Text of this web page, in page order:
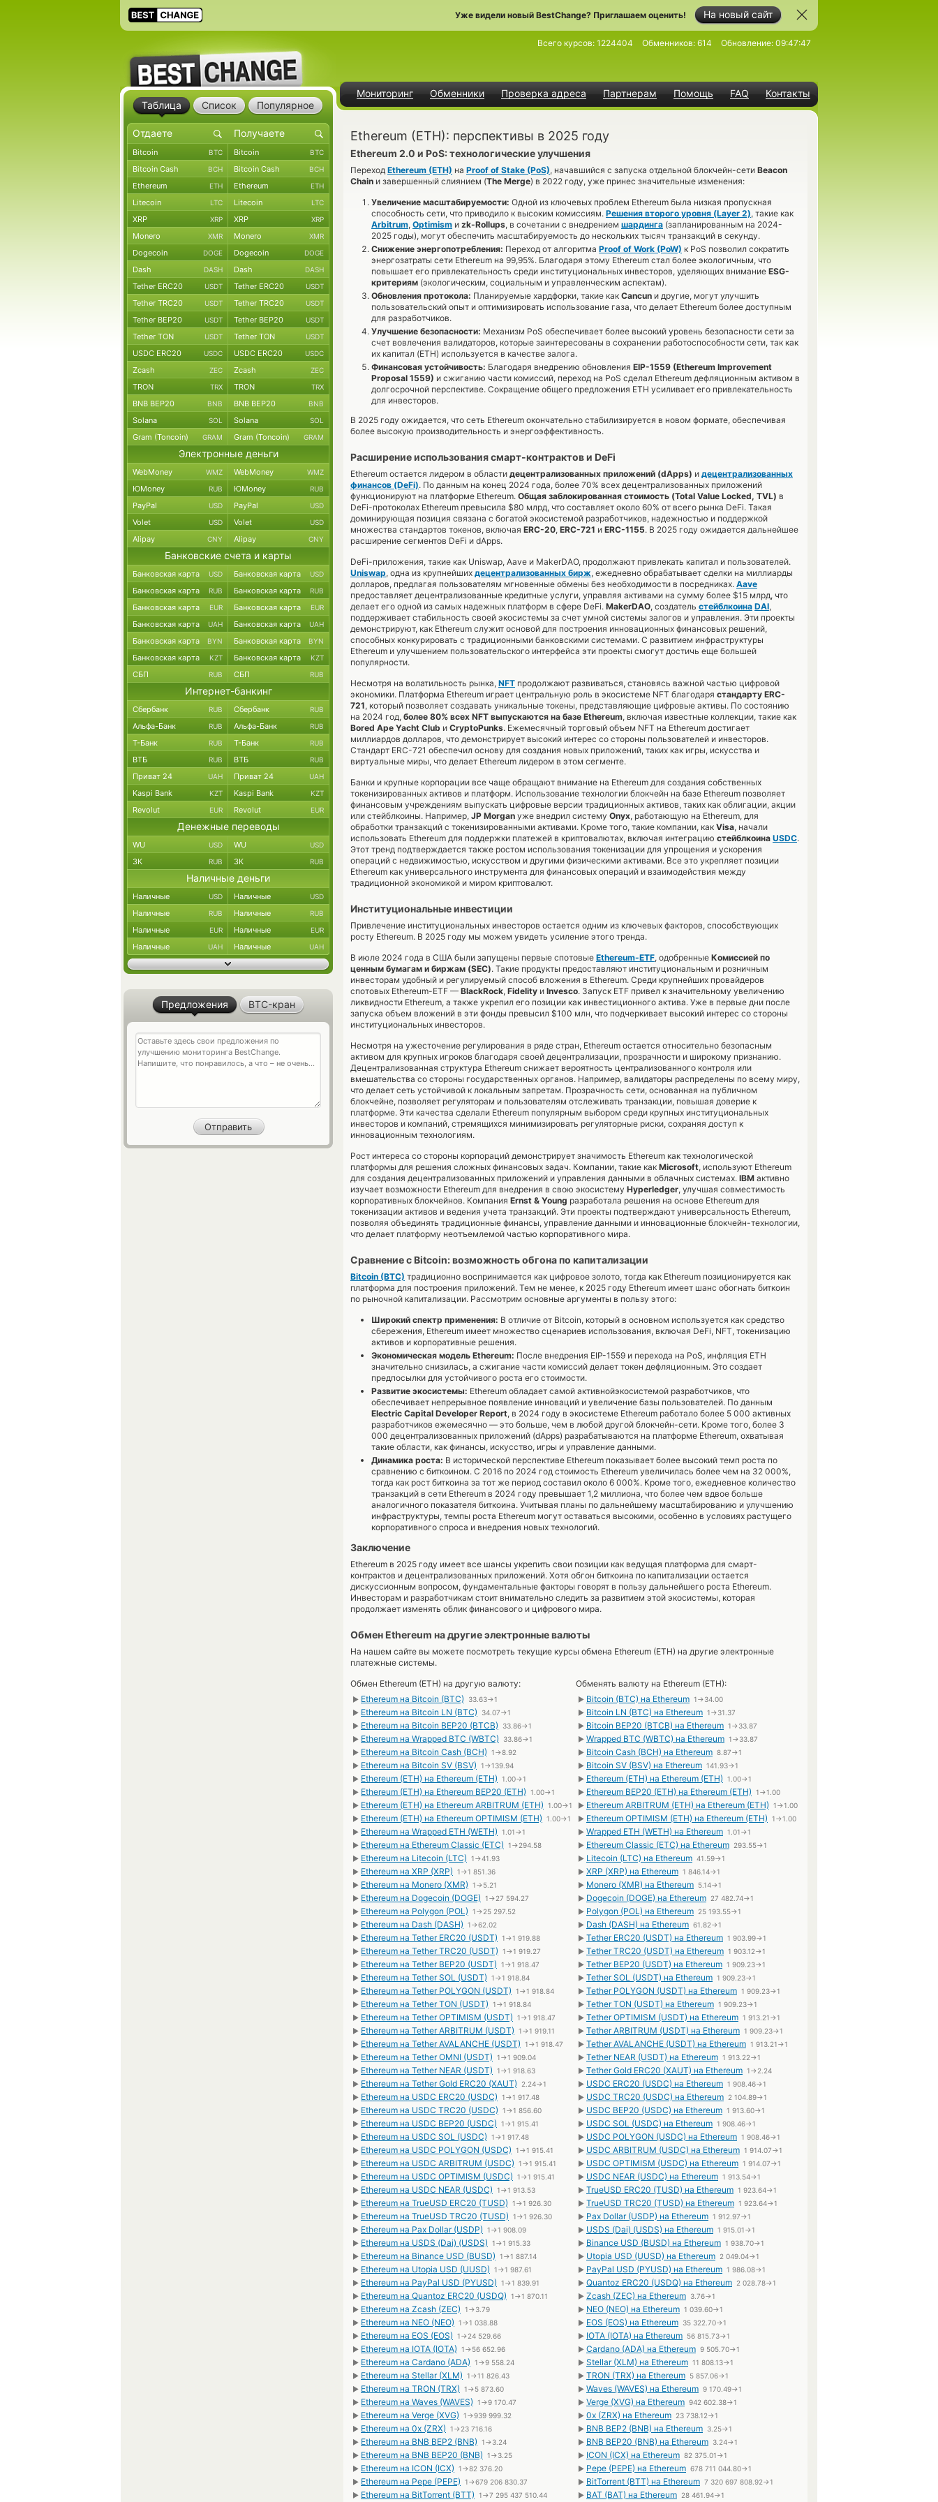
На новый сайт
Уже видели новый BestChange? Приглашаем оценить!
Мониторинг Обменники Проверка адреса Партнерам Помощь FAQ Контакты
Всего курсов: 1224404 Обменников: 614 Обновление: 09:47:47
Ethereum (ETH): перспективы в 2025 году
Ethereum 2.0 и PoS: технологические улучшения
Переход Ethereum (ETH) на Proof of Stake (PoS), начавшийся с запуска отдельной блокчейн-сети Beacon
Chain и завершенный слиянием (The Merge) в 2022 году, уже принес значительные изменения:
Увеличение масштабируемости: Одной из ключевых проблем Ethereum была низкая пропускная
способность сети, что приводило к высоким комиссиям. Решения второго уровня (Layer 2), такие как
Arbitrum, Optimism и zk-Rollups, в сочетании с внедрением шардинга (запланированным на 2024-
2025 годы), могут обеспечить масштабируемость до нескольких тысяч транзакций в секунду.
Снижение энергопотребления: Переход от алгоритма Proof of Work (PoW) к PoS позволил сократить
энергозатраты сети Ethereum на 99,95%. Благодаря этому Ethereum стал более экологичным, что
повышает его привлекательность среди институциональных инвесторов, уделяющих внимание ESG-
критериям (экологическим, социальным и управленческим аспектам).
Обновления протокола: Планируемые хардфорки, такие как Cancun и другие, могут улучшить
пользовательский опыт и оптимизировать использование газа, что делает Ethereum более доступным
для разработчиков.
Улучшение безопасности: Механизм PoS обеспечивает более высокий уровень безопасности сети за
счет вовлечения валидаторов, которые заинтересованы в сохранении работоспособности сети, так как
их капитал (ETH) используется в качестве залога.
Финансовая устойчивость: Благодаря внедрению обновления EIP-1559 (Ethereum Improvement
Proposal 1559) и сжиганию части комиссий, переход на PoS сделал Ethereum дефляционным активом в
долгосрочной перспективе. Сокращение общего предложения ETH усиливает его привлекательность
для инвесторов.
В 2025 году ожидается, что сеть Ethereum окончательно стабилизируется в новом формате, обеспечивая
более высокую производительность и энергоэффективность.
Расширение использования смарт-контрактов и DeFi
Ethereum остается лидером в области децентрализованных приложений (dApps) и децентрализованных
финансов (DeFi). По данным на конец 2024 года, более 70% всех децентрализованных приложений
функционируют на платформе Ethereum. Общая заблокированная стоимость (Total Value Locked, TVL) в
DeFi-протоколах Ethereum превысила $80 млрд, что составляет около 60% от всего рынка DeFi. Такая
доминирующая позиция связана с богатой экосистемой разработчиков, надежностью и поддержкой
множества стандартов токенов, включая ERC-20, ERC-721 и ERC-1155. В 2025 году ожидается дальнейшее
расширение сегментов DeFi и dApps.
DeFi-приложения, такие как Uniswap, Aave и MakerDAO, продолжают привлекать капитал и пользователей.
Uniswap, одна из крупнейших децентрализованных бирж, ежедневно обрабатывает сделки на миллиарды
долларов, предлагая пользователям мгновенные обмены без необходимости в посредниках. Aave
предоставляет децентрализованные кредитные услуги, управляя активами на сумму более $15 млрд, что
делает его одной из самых надежных платформ в сфере DeFi. MakerDAO, создатель стейблкоина DAI,
поддерживает стабильность своей экосистемы за счет умной системы залогов и управления. Эти проекты
демонстрируют, как Ethereum служит основой для построения инновационных финансовых решений,
способных конкурировать с традиционными банковскими системами. С развитием инфраструктуры
Ethereum и улучшением пользовательского интерфейса эти проекты смогут достичь еще большей
популярности.
Несмотря на волатильность рынка, NFT продолжают развиваться, становясь важной частью цифровой
экономики. Платформа Ethereum играет центральную роль в экосистеме NFT благодаря стандарту ERC-
721, который позволяет создавать уникальные токены, представляющие цифровые активы. По состоянию
на 2024 год, более 80% всех NFT выпускаются на базе Ethereum, включая известные коллекции, такие как
Bored Ape Yacht Club и CryptoPunks. Ежемесячный торговый объем NFT на Ethereum достигает
миллиардов долларов, что демонстрирует высокий интерес со стороны пользователей и инвесторов.
Стандарт ERC-721 обеспечил основу для создания новых приложений, таких как игры, искусства и
виртуальные миры, что делает Ethereum лидером в этом сегменте.
Банки и крупные корпорации все чаще обращают внимание на Ethereum для создания собственных
токенизированных активов и платформ. Использование технологии блокчейн на базе Ethereum позволяет
финансовым учреждениям выпускать цифровые версии традиционных активов, таких как облигации, акции
или стейблкоины. Например, JP Morgan уже внедрил систему Onyx, работающую на Ethereum, для
обработки транзакций с токенизированными активами. Кроме того, такие компании, как Visa, начали
использовать Ethereum для поддержки платежей в криптовалютах, включая интеграцию стейблкоина USDC.
Этот тренд подтверждается также ростом использования токенизации для упрощения и ускорения
операций с недвижимостью, искусством и другими физическими активами. Все это укрепляет позиции
Ethereum как универсального инструмента для финансовых операций и взаимодействия между
традиционной экономикой и миром криптовалют.
Институциональные инвестиции
Привлечение институциональных инвесторов остается одним из ключевых факторов, способствующих
росту Ethereum. В 2025 году мы можем увидеть усиление этого тренда.
В июле 2024 года в США были запущены первые спотовые Ethereum-ETF, одобренные Комиссией по
ценным бумагам и биржам (SEC). Такие продукты предоставляют институциональным и розничным
инвесторам удобный и регулируемый способ вложения в Ethereum. Среди крупнейших провайдеров
спотовых Ethereum-ETF — BlackRock, Fidelity и Invesco. Запуск ETF привел к значительному увеличению
ликвидности Ethereum, а также укрепил его позиции как инвестиционного актива. Уже в первые дни после
запуска объем вложений в эти фонды превысил $100 млн, что подчеркивает высокий интерес со стороны
институциональных инвесторов.
Несмотря на ужесточение регулирования в ряде стран, Ethereum остается относительно безопасным
активом для крупных игроков благодаря своей децентрализации, прозрачности и широкому признанию.
Децентрализованная структура Ethereum снижает вероятность централизованного контроля или
вмешательства со стороны государственных органов. Например, валидаторы распределены по всему миру,
что делает сеть устойчивой к локальным запретам. Прозрачность сети, основанная на публичном
блокчейне, позволяет регуляторам и пользователям отслеживать транзакции, повышая доверие к
платформе. Эти качества сделали Ethereum популярным выбором среди крупных институциональных
инвесторов и компаний, стремящихся минимизировать регуляторные риски, сохраняя доступ к
инновационным технологиям.
Рост интереса со стороны корпораций демонстрирует значимость Ethereum как технологической
платформы для решения сложных финансовых задач. Компании, такие как Microsoft, используют Ethereum
для создания децентрализованных приложений и управления данными в облачных системах. IBM активно
изучает возможности Ethereum для внедрения в свою экосистему Hyperledger, улучшая совместимость
корпоративных блокчейнов. Компания Ernst & Young разработала решения на основе Ethereum для
токенизации активов и ведения учета транзакций. Эти проекты подтверждают универсальность Ethereum,
позволяя объединять традиционные финансы, управление данными и инновационные блокчейн-технологии,
что делает платформу неотъемлемой частью корпоративного мира.
Сравнение с Bitcoin: возможность обгона по капитализации
Bitcoin (BTC) традиционно воспринимается как цифровое золото, тогда как Ethereum позиционируется как
платформа для построения приложений. Тем не менее, к 2025 году Ethereum имеет шанс обогнать биткоин
по рыночной капитализации. Рассмотрим основные аргументы в пользу этого:
Широкий спектр применения: В отличие от Bitcoin, который в основном используется как средство
сбережения, Ethereum имеет множество сценариев использования, включая DeFi, NFT, токенизацию
активов и корпоративные решения.
Экономическая модель Ethereum: После внедрения EIP-1559 и перехода на PoS, инфляция ETH
значительно снизилась, а сжигание части комиссий делает токен дефляционным. Это создает
предпосылки для устойчивого роста его стоимости.
Развитие экосистемы: Ethereum обладает самой активнойэкосистемой разработчиков, что
обеспечивает непрерывное появление инноваций и увеличение базы пользователей. По данным
Electric Capital Developer Report, в 2024 году в экосистеме Ethereum работало более 5 000 активных
разработчиков ежемесячно — это больше, чем в любой другой блокчейн-сети. Кроме того, более 3
000 децентрализованных приложений (dApps) разрабатываются на платформе Ethereum, охватывая
такие области, как финансы, искусство, игры и управление данными.
Динамика роста: В исторической перспективе Ethereum показывает более высокий темп роста по
сравнению с биткоином. С 2016 по 2024 год стоимость Ethereum увеличилась более чем на 32 000%,
тогда как рост биткоина за тот же период составил около 6 000%. Кроме того, ежедневное количество
транзакций в сети Ethereum в 2024 году превышает 1,2 миллиона, что более чем вдвое больше
аналогичного показателя биткоина. Учитывая планы по дальнейшему масштабированию и улучшению
инфраструктуры, темпы роста Ethereum могут оставаться высокими, особенно в условиях растущего
корпоративного спроса и внедрения новых технологий.
Заключение
Ethereum в 2025 году имеет все шансы укрепить свои позиции как ведущая платформа для смарт-
контрактов и децентрализованных приложений. Хотя обгон биткоина по капитализации остается
дискуссионным вопросом, фундаментальные факторы говорят в пользу дальнейшего роста Ethereum.
Инвесторам и разработчикам стоит внимательно следить за развитием этой экосистемы, которая
продолжает изменять облик финансового и цифрового мира.
Обмен Ethereum на другие электронные валюты
На нашем сайте вы можете посмотреть текущие курсы обмена Ethereum (ETH) на другие электронные
платежные системы.
Обмен Ethereum (ETH) на другую валюту:
► Ethereum на Bitcoin (BTC)
33.63→1
► Ethereum на Bitcoin LN (BTC)
34.07→1
► Ethereum на Bitcoin BEP20 (BTCB)
33.86→1
► Ethereum на Wrapped BTC (WBTC)
33.86→1
► Ethereum на Bitcoin Cash (BCH) 1→8.92
► Ethereum на Bitcoin SV (BSV) 1→139.94
► Ethereum (ETH) на Ethereum (ETH) 1.00→1
► Ethereum (ETH) на Ethereum BEP20 (ETH) 1.00→1
► Ethereum (ETH) на Ethereum ARBITRUM (ETH) 1.00→1
► Ethereum (ETH) на Ethereum OPTIMISM (ETH) 1.00→1
► Ethereum на Wrapped ETH (WETH) 1.01→1
► Ethereum на Ethereum Classic (ETC) 1→294.58
► Ethereum на Litecoin (LTC) 1→41.93
► Ethereum на XRP (XRP) 1→1 851.36
► Ethereum на Monero (XMR) 1→5.21
► Ethereum на Dogecoin (DOGE) 1→27 594.27
► Ethereum на Polygon (POL) 1→25 297.52
► Ethereum на Dash (DASH) 1→62.02
► Ethereum на Tether ERC20 (USDT) 1→1 919.88
► Ethereum на Tether TRC20 (USDT) 1→1 919.27
► Ethereum на Tether BEP20 (USDT) 1→1 918.47
► Ethereum на Tether SOL (USDT) 1→1 918.84
► Ethereum на Tether POLYGON (USDT) 1→1 918.84
► Ethereum на Tether TON (USDT) 1→1 918.84
► Ethereum на Tether OPTIMISM (USDT) 1→1 918.47
► Ethereum на Tether ARBITRUM (USDT) 1→1 919.11
► Ethereum на Tether AVALANCHE (USDT) 1→1 918.47
► Ethereum на Tether OMNI (USDT) 1→1 909.04
► Ethereum на Tether NEAR (USDT) 1→1 918.63
► Ethereum на Tether Gold ERC20 (XAUT)
2.24→1
► Ethereum на USDC ERC20 (USDC) 1→1 917.48
► Ethereum на USDC TRC20 (USDC) 1→1 856.60
► Ethereum на USDC BEP20 (USDC) 1→1 915.41
► Ethereum на USDC SOL (USDC) 1→1 917.48
► Ethereum на USDC POLYGON (USDC) 1→1 915.41
► Ethereum на USDC ARBITRUM (USDC) 1→1 915.41
► Ethereum на USDC OPTIMISM (USDC) 1→1 915.41
► Ethereum на USDC NEAR (USDC) 1→1 913.53
► Ethereum на TrueUSD ERC20 (TUSD) 1→1 926.30
► Ethereum на TrueUSD TRC20 (TUSD) 1→1 926.30
► Ethereum на Pax Dollar (USDP) 1→1 908.09
► Ethereum на USDS (Dai) (USDS) 1→1 915.33
► Ethereum на Binance USD (BUSD) 1→1 887.14
► Ethereum на Utopia USD (UUSD) 1→1 987.61
► Ethereum на PayPal USD (PYUSD) 1→1 839.91
► Ethereum на Quantoz ERC20 (USDQ) 1→1 870.11
► Ethereum на Zcash (ZEC) 1→3.79
► Ethereum на NEO (NEO) 1→1 038.88
► Ethereum на EOS (EOS) 1→24 529.66
► Ethereum на IOTA (IOTA) 1→56 652.96
► Ethereum на Cardano (ADA) 1→9 558.24
► Ethereum на Stellar (XLM) 1→11 826.43
► Ethereum на TRON (TRX) 1→5 873.60
► Ethereum на Waves (WAVES) 1→9 170.47
► Ethereum на Verge (XVG) 1→939 999.32
► Ethereum на 0x (ZRX) 1→23 716.16
► Ethereum на BNB BEP2 (BNB) 1→3.24
► Ethereum на BNB BEP20 (BNB) 1→3.25
► Ethereum на ICON (ICX) 1→82 376.20
► Ethereum на Pepe (PEPE) 1→679 206 830.37
► Ethereum на BitTorrent (BTT) 1→7 295 437 510.44
Обменять валюту на Ethereum (ETH):
► Bitcoin (BTC) на Ethereum 1→34.00
► Bitcoin LN (BTC) на Ethereum 1→31.37
► Bitcoin BEP20 (BTCB) на Ethereum 1→33.87
► Wrapped BTC (WBTC) на Ethereum 1→33.87
► Bitcoin Cash (BCH) на Ethereum 8.87→1
► Bitcoin SV (BSV) на Ethereum 141.93→1
► Ethereum (ETH) на Ethereum (ETH) 1.00→1
► Ethereum BEP20 (ETH) на Ethereum (ETH) 1→1.00
► Ethereum ARBITRUM (ETH) на Ethereum (ETH) 1→1.00
► Ethereum OPTIMISM (ETH) на Ethereum (ETH) 1→1.00
► Wrapped ETH (WETH) на Ethereum 1.01→1
► Ethereum Classic (ETC) на Ethereum 293.55→1
► Litecoin (LTC) на Ethereum 41.59→1
► XRP (XRP) на Ethereum 1 846.14→1
► Monero (XMR) на Ethereum 5.14→1
► Dogecoin (DOGE) на Ethereum 27 482.74→1
► Polygon (POL) на Ethereum 25 193.55→1
► Dash (DASH) на Ethereum 61.82→1
► Tether ERC20 (USDT) на Ethereum 1 903.99→1
► Tether TRC20 (USDT) на Ethereum 1 903.12→1
► Tether BEP20 (USDT) на Ethereum 1 909.23→1
► Tether SOL (USDT) на Ethereum 1 909.23→1
► Tether POLYGON (USDT) на Ethereum 1 909.23→1
► Tether TON (USDT) на Ethereum 1 909.23→1
► Tether OPTIMISM (USDT) на Ethereum 1 913.21→1
► Tether ARBITRUM (USDT) на Ethereum 1 909.23→1
► Tether AVALANCHE (USDT) на Ethereum 1 913.21→1
► Tether NEAR (USDT) на Ethereum 1 913.22→1
► Tether Gold ERC20 (XAUT) на Ethereum 1→2.24
► USDC ERC20 (USDC) на Ethereum 1 908.46→1
► USDC TRC20 (USDC) на Ethereum 2 104.89→1
► USDC BEP20 (USDC) на Ethereum 1 913.60→1
► USDC SOL (USDC) на Ethereum 1 908.46→1
► USDC POLYGON (USDC) на Ethereum 1 908.46→1
► USDC ARBITRUM (USDC) на Ethereum 1 914.07→1
► USDC OPTIMISM (USDC) на Ethereum 1 914.07→1
► USDC NEAR (USDC) на Ethereum 1 913.54→1
► TrueUSD ERC20 (TUSD) на Ethereum 1 923.64→1
► TrueUSD TRC20 (TUSD) на Ethereum 1 923.64→1
► Pax Dollar (USDP) на Ethereum 1 912.97→1
► USDS (Dai) (USDS) на Ethereum 1 915.01→1
► Binance USD (BUSD) на Ethereum 1 938.70→1
► Utopia USD (UUSD) на Ethereum 2 049.04→1
► PayPal USD (PYUSD) на Ethereum 1 986.08→1
► Quantoz ERC20 (USDQ) на Ethereum 2 028.78→1
► Zcash (ZEC) на Ethereum 3.76→1
► NEO (NEO) на Ethereum 1 039.60→1
► EOS (EOS) на Ethereum 35 322.70→1
► IOTA (IOTA) на Ethereum 56 815.73→1
► Cardano (ADA) на Ethereum 9 505.70→1
► Stellar (XLM) на Ethereum 11 808.13→1
► TRON (TRX) на Ethereum 5 857.06→1
► Waves (WAVES) на Ethereum 9 170.49→1
► Verge (XVG) на Ethereum 942 602.38→1
► 0x (ZRX) на Ethereum 23 738.12→1
► BNB BEP2 (BNB) на Ethereum 3.25→1
► BNB BEP20 (BNB) на Ethereum 3.24→1
► ICON (ICX) на Ethereum 82 375.01→1
► Pepe (PEPE) на Ethereum 678 711 044.80→1
► BitTorrent (BTT) на Ethereum 7 320 697 808.92→1
► BAT (BAT) на Ethereum 28 461.94→1
Таблица Список Популярное
Bitcoin BTC Bitcoin BTC
Bitcoin Cash BCH Bitcoin Cash BCH
Ethereum ETH Ethereum ETH
Litecoin LTC Litecoin LTC
XRP XRP XRP XRP
Monero XMR Monero XMR
Dogecoin DOGE Dogecoin DOGE
Dash DASH Dash DASH
Tether ERC20 USDT Tether ERC20 USDT
Tether TRC20 USDT Tether TRC20 USDT
Tether BEP20 USDT Tether BEP20 USDT
Tether TON USDT Tether TON USDT
USDC ERC20 USDC USDC ERC20 USDC
Zcash ZEC Zcash ZEC
TRON TRX TRON TRX
BNB BEP20 BNB BNB BEP20 BNB
Solana SOL Solana SOL
Gram (Toncoin) GRAM Gram (Toncoin) GRAM
Электронные деньги
WebMoney WMZ WebMoney WMZ
ЮMoney RUB ЮMoney RUB
PayPal USD PayPal USD
Volet USD Volet USD
Alipay CNY Alipay CNY
Банковские счета и карты
Банковская карта USD Банковская карта USD
Банковская карта RUB Банковская карта RUB
Банковская карта EUR Банковская карта EUR
Банковская карта UAH Банковская карта UAH
Банковская карта BYN Банковская карта BYN
Банковская карта KZT Банковская карта KZT
СБП RUB СБП RUB
Интернет-банкинг
Сбербанк RUB Сбербанк RUB
Альфа-Банк RUB Альфа-Банк RUB
Т-Банк RUB Т-Банк RUB
ВТБ RUB ВТБ RUB
Приват 24 UAH Приват 24 UAH
Kaspi Bank KZT Kaspi Bank KZT
Revolut EUR Revolut EUR
Денежные переводы
WU USD WU USD
ЗК RUB ЗК RUB
Наличные деньги
Наличные USD Наличные USD
Наличные RUB Наличные RUB
Наличные EUR Наличные EUR
Наличные UAH Наличные UAH
Предложения BTC-кран